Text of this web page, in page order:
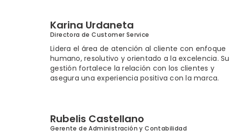
Karina Urdaneta
Directora de Customer Service
Lidera el área de atención al cliente con enfoque
humano, resolutivo y orientado a la excelencia. Su
gestión fortalece la relación con los clientes y
asegura una experiencia positiva con la marca.
Rubelis Castellano
Gerente de Administración y Contabilidad